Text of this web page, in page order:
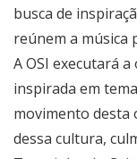
busca de
reúnem a música
A OSI executará
inspirada em
movimento desta
dessa cultura,